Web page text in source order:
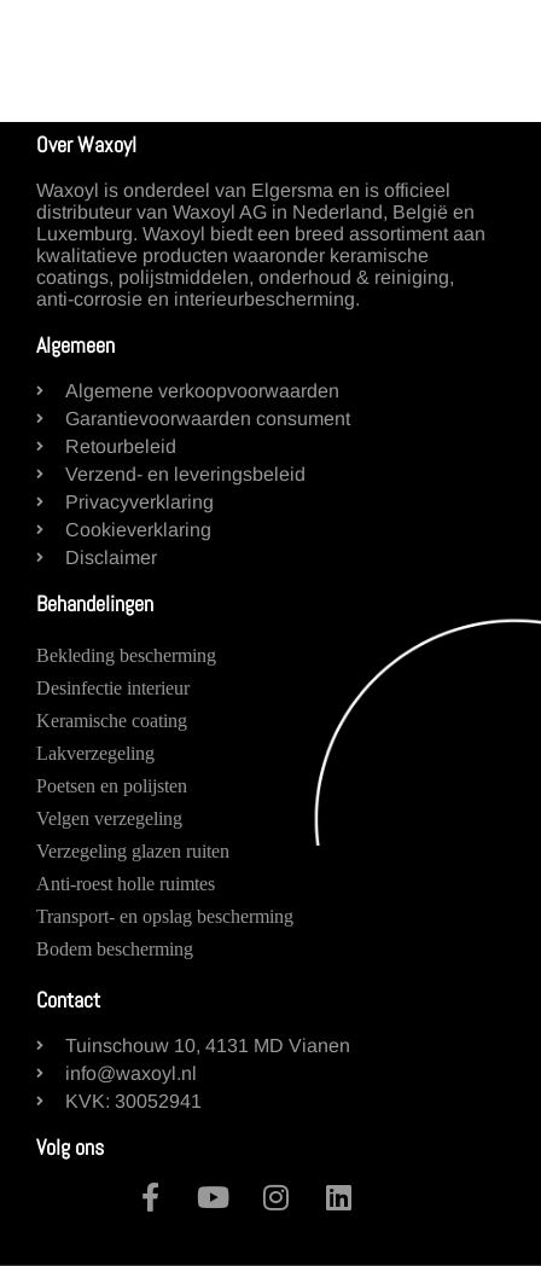
Over Waxoyl
Waxoyl is onderdeel van Elgersma en is officieel
distributeur van Waxoyl AG in Nederland, België en
Luxemburg. Waxoyl biedt een breed assortiment aan
kwalitatieve producten waaronder keramische
coatings, polijstmiddelen, onderhoud & reiniging,
anti-corrosie en interieurbescherming.
Algemeen
Algemene verkoopvoorwaarden
Garantievoorwaarden consument
Retourbeleid
Verzend- en leveringsbeleid
Privacyverklaring
Cookieverklaring
Disclaimer
Behandelingen
Bekleding bescherming
Desinfectie interieur
Keramische coating
Lakverzegeling
Poetsen en polijsten
Velgen verzegeling
Verzegeling glazen ruiten
Anti-roest holle ruimtes
Transport- en opslag bescherming
Bodem bescherming
Contact
Tuinschouw 10, 4131 MD Vianen
info@waxoyl.nl
KVK: 30052941
Volg ons